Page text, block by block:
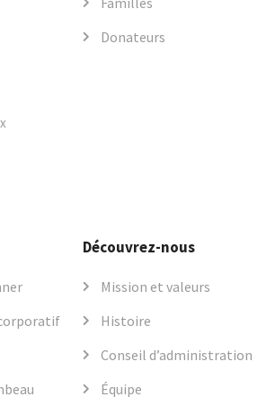
Donateurs
Découvrez-nous
Mission et valeurs
Histoire
Conseil d’administration
Équipe